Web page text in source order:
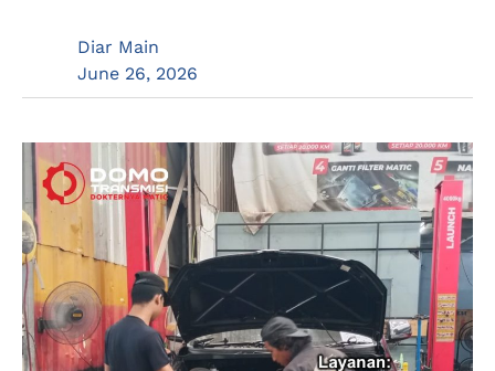
Diar Main
June 26, 2026